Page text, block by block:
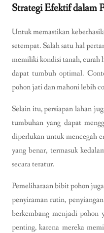
Strategi Efektif dalam
Untuk memastikan
setempat. Salah satu hal
memiliki kondisi tanah, curah
dapat tumbuh optimal.
pohon jati dan mahoni lebih
Selain itu, persiapan lahan
tumbuhan yang dapat
diperlukan untuk mencegah
yang benar, termasuk
secara teratur.
Pemeliharaan bibit pohon
penyiraman rutin,
berkembang menjadi pohon
penting, karena mereka